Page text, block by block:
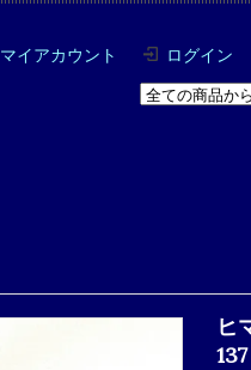
マイアカウント ログイン
ヒ